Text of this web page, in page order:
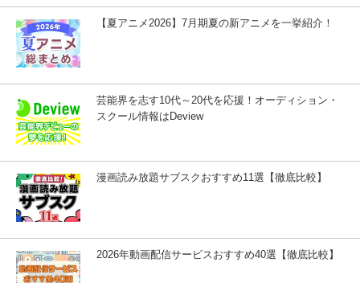
【夏アニメ2026】7月期夏の新アニメを一挙紹介！
芸能界を志す10代～20代を応援！オーディション・
スクール情報はDeview
漫画読み放題サブスクおすすめ11選【徹底比較】
2026年動画配信サービスおすすめ40選【徹底比較】